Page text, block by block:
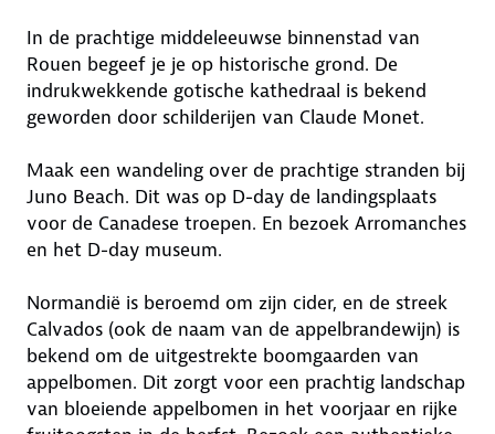
In de prachtige middeleeuwse binnenstad van
Rouen begeef je je op historische grond. De
indrukwekkende gotische kathedraal is bekend
geworden door schilderijen van Claude Monet.
Maak een wandeling over de prachtige stranden bij
Juno Beach. Dit was op D-day de landingsplaats
voor de Canadese troepen. En bezoek Arromanches
en het D-day museum.
Normandië is beroemd om zijn cider, en de streek
Calvados (ook de naam van de appelbrandewijn) is
bekend om de uitgestrekte boomgaarden van
appelbomen. Dit zorgt voor een prachtig landschap
van bloeiende appelbomen in het voorjaar en rijke